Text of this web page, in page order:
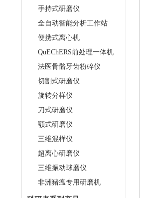
手持式研磨仪
全自动智能分析工作站
便携式离心机
QuEChERS前处理一体机
法医骨骼牙齿粉碎仪
切割式研磨仪
旋转分样仪
刀式研磨仪
颚式研磨仪
三维混样仪
超离心研磨仪
三维振动球磨仪
非洲猪瘟专用研磨机